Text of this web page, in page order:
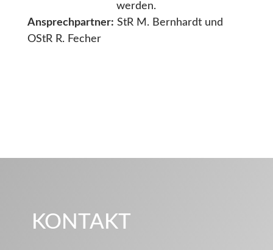
werden.
Ansprechpartner: StR M. Bernhardt und
OStR R. Fecher
KONTAKT